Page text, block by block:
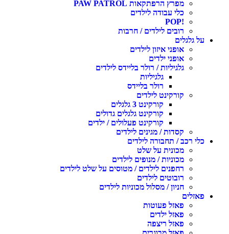
מפרץ הרפתקאות PAW PATROL
כלי עבודה לילדים
!POP
רובים לילדים / חרבות
על גלגלים
אופני איזון לילדים
אופני ילדים
גלגיליות / רולר בליידס לילדים
גלגיליות
רולר בליידס
קורקינט לילדים
קורקינט 3 גלגלים
קורקינט גלגלים גדולים
קורקינט פעלולים / ילדים
קסדות / מגינים לילדים
כלי רכב / תחבורה לילדים
מכונית על שלט
מכוניות / מנופים לילדים
רחפנים לילדים / מטוסים על שלט לילדים
רובוטים לילדים
חניון / מסלול מכוניות לילדים
פאזלים
פאזל פעוטות
פאזל ילדים
פאזל ריצפה